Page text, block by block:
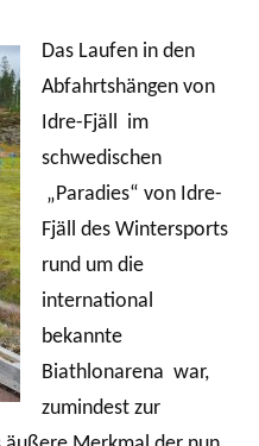
Das Laufen in den
Abfahrtshängen von
Idre-Fjäll im
schwedischen
„Paradies“ von Idre-
Fjäll des Wintersports
rund um die
international
bekannte
Biathlonarena war,
zumindest zur